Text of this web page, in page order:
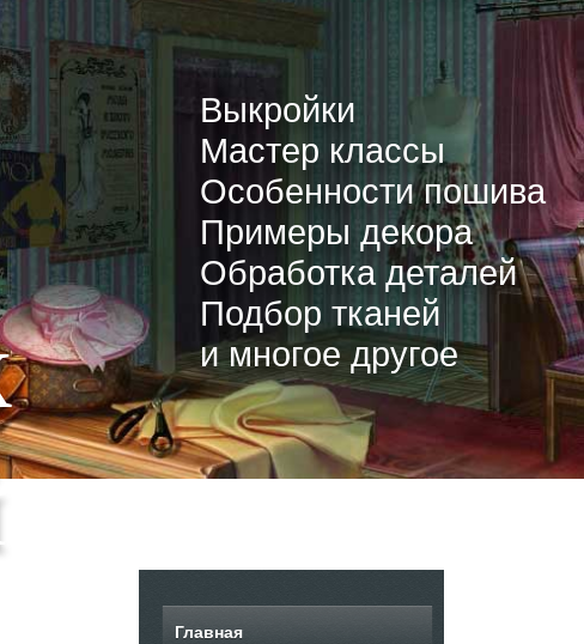
Выкройки
Мастер классы
Особенности пошива
Примеры декора
Обработка деталей
Подбор тканей
и многое другое
Главная